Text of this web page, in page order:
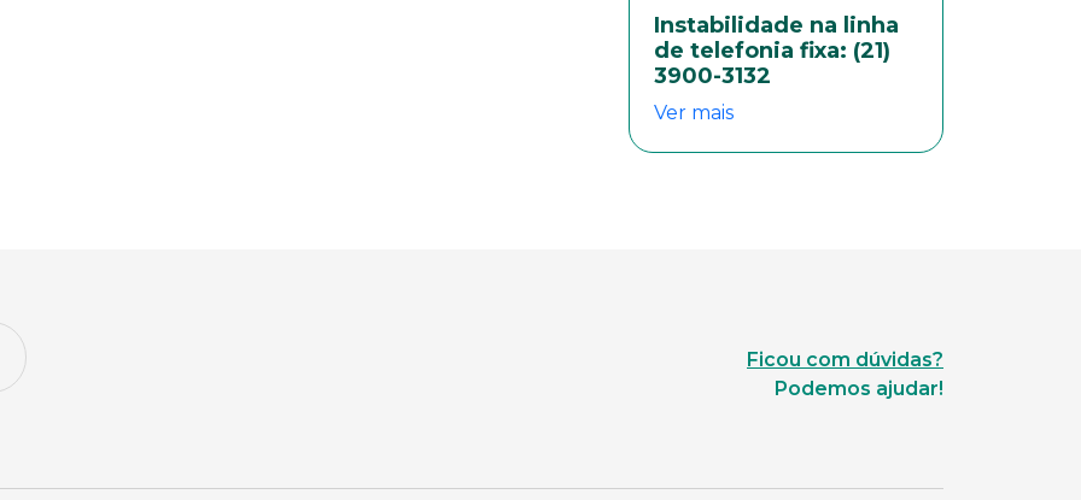
Instabilidade na linha
de telefonia fixa: (21)
3900-3132
Ver mais
Ficou com dúvidas?
Podemos ajudar!